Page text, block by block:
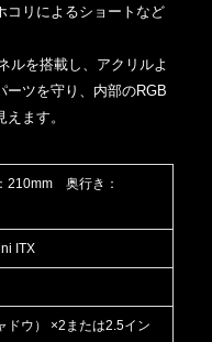
コリによるショートなど
ルを搭載し、アクリルよ
ーツを守り、内部のRGB
ます。
210mm 奥行き：
ITX
ドウ） ×2または2.5イン